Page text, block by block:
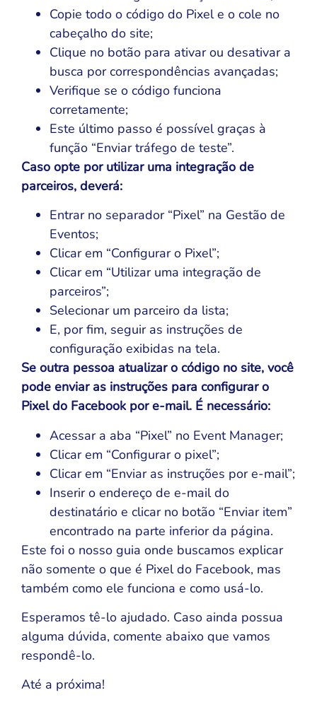
Copie todo o código do Pixel e o cole no
cabeçalho do site;
Clique no botão para ativar ou desativar a
busca por correspondências avançadas;
Verifique se o código funciona
corretamente;
Este último passo é possível graças à
função “Enviar tráfego de teste”.
Caso opte por utilizar uma integração de
parceiros, deverá:
Entrar no separador “Pixel” na Gestão de
Eventos;
Clicar em “Configurar o Pixel”;
Clicar em “Utilizar uma integração de
parceiros”;
Selecionar um parceiro da lista;
E, por fim, seguir as instruções de
configuração exibidas na tela.
Se outra pessoa atualizar o código no site, você
pode enviar as instruções para configurar o
Pixel do Facebook por e-mail. É necessário:
Acessar a aba “Pixel” no Event Manager;
Clicar em “Configurar o pixel”;
Clicar em “Enviar as instruções por e-mail”;
Inserir o endereço de e-mail do
destinatário e clicar no botão “Enviar item”
encontrado na parte inferior da página.
Este foi o nosso guia onde buscamos explicar
não somente o que é Pixel do Facebook, mas
também como ele funciona e como usá-lo.
Esperamos tê-lo ajudado. Caso ainda possua
alguma dúvida, comente abaixo que vamos
respondê-lo.
Até a próxima!